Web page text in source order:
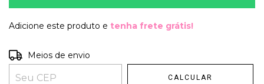
Adicione este produto e tenha frete grátis!
Entregas para o CEP:
Meios de envio
CALCULAR